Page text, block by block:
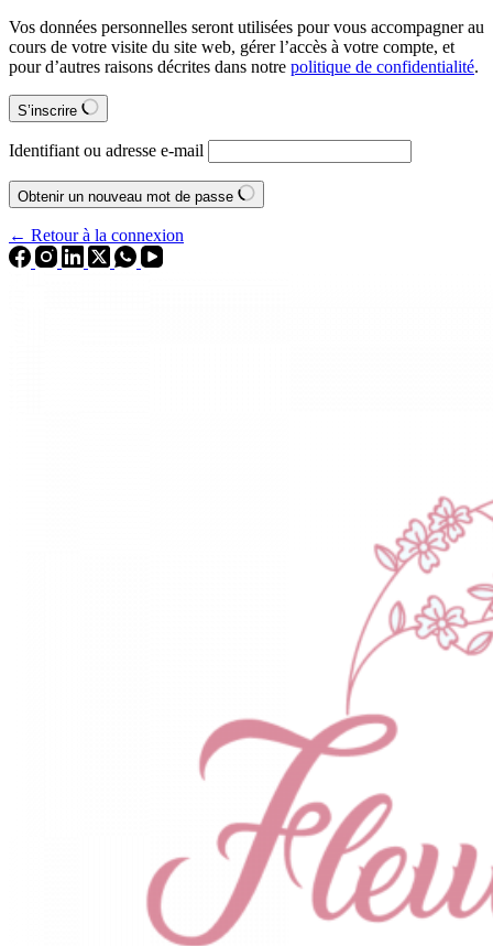
Vos données personnelles seront utilisées pour vous accompagner au
cours de votre visite du site web, gérer l’accès à votre compte, et
pour d’autres raisons décrites dans notre politique de confidentialité.
S’inscrire
Identifiant ou adresse e-mail
Obtenir un nouveau mot de passe
← Retour à la connexion